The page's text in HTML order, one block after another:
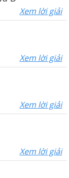
Xem lời giải
Xem lời giải
Xem lời giải
Xem lời giải